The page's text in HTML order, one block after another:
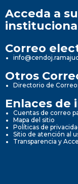
Acceda a
Correo
Otros
Directorio de
Enlaces de
Cuentas de correo
Mapa del sitio
Políticas de
Sitio de atención al
Transparencia y